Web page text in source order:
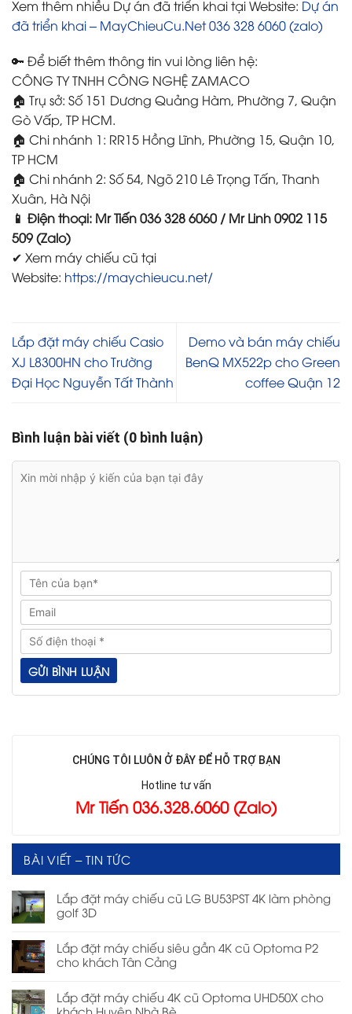
CHÚNG TÔI LUÔN Ở ĐÂY ĐỂ HỖ TRỢ BẠN
Hotline tư vấn
Mr Tiến 036.328.6060 (Zalo)
BÀI VIẾT – TIN TỨC
Lắp đặt máy chiếu cũ LG BU53PST 4K làm phòng
golf 3D
Lắp đặt máy chiếu siêu gần 4K cũ Optoma P2
cho khách Tân Cảng
Lắp đặt máy chiếu 4K cũ Optoma UHD50X cho
khách Huyện Nhà Bè
Xem thêm nhiều Dự án đã triển khai tại Website: Dự án
đã triển khai – MayChieuCu.Net 036 328 6060 (zalo)
🔑 Để biết thêm thông tin vui lòng liên hệ:
CÔNG TY TNHH CÔNG NGHỆ ZAMACO
🏠 Trụ sở: Số 151 Dương Quảng Hàm, Phường 7, Quận
Gò Vấp, TP HCM.
🏠 Chi nhánh 1: RR15 Hồng Lĩnh, Phường 15, Quận 10,
TP HCM
🏠 Chi nhánh 2: Số 54, Ngõ 210 Lê Trọng Tấn, Thanh
Xuân, Hà Nội
📱 Điện thoại: Mr Tiến 036 328 6060 / Mr Linh 0902 115
509 (Zalo)
✔ Xem máy chiếu cũ tại
Website: https://maychieucu.net/
Lắp đặt máy chiếu Casio
XJ L8300HN cho Trường
Đại Học Nguyễn Tất Thành
Demo và bán máy chiếu
BenQ MX522p cho Green
coffee Quận 12
Bình luận bài viết (0 bình luận)